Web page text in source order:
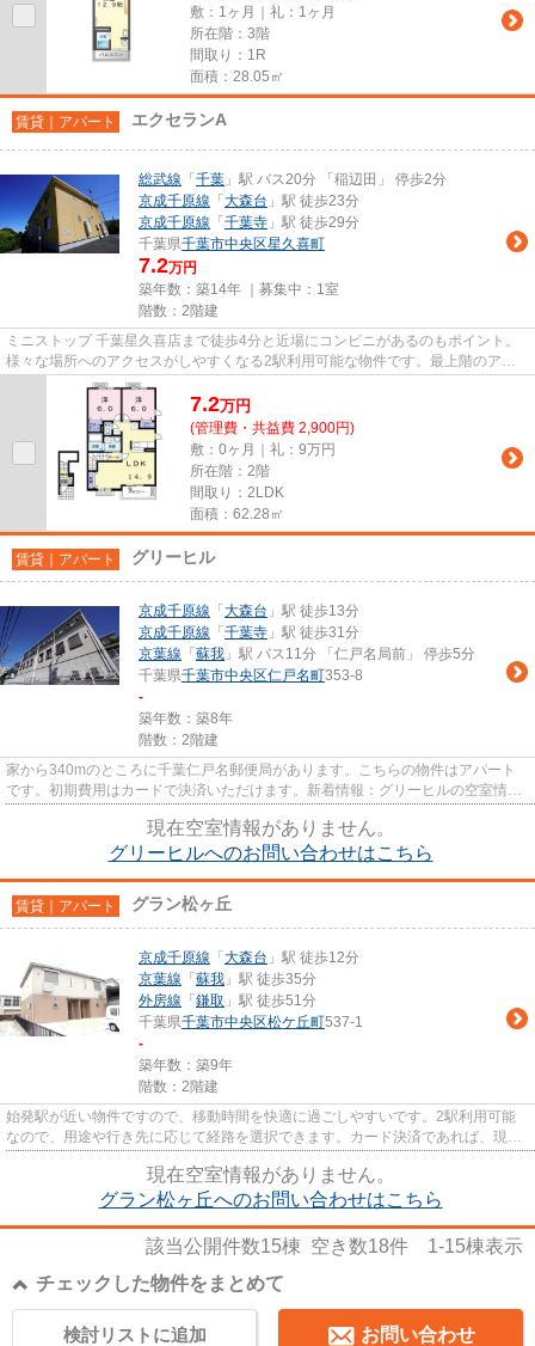
敷：1ヶ月｜礼：1ヶ月
所在階：3階
間取り：1R
面積：28.05㎡
賃貸｜アパート エクセランA
総武線 「 千葉 」駅 バス20分 「稲辺田」 停歩2分
京成千原線 「 大森台 」駅 徒歩23分
京成千原線 「 千葉寺 」駅 徒歩29分
千葉県千葉市中央区星久喜町
7.2万円
築年数：築14年 ｜募集中： 1室
階数：2階建
ミニストップ 千葉星久喜店まで徒歩4分と近場にコンビニがあるのもポイント。
様々な場所へのアクセスがしやすくなる2駅利用可能な物件です。最上階のアパ
ートです。「エクセランA」の...
7.2万円
(管理費・共益費 2,900円)
敷：0ヶ月｜礼：9万円
所在階：2階
間取り：2LDK
面積：62.28㎡
賃貸｜アパート グリーヒル
京成千原線 「 大森台 」駅 徒歩13分
京成千原線 「 千葉寺 」駅 徒歩31分
京葉線 「 蘇我 」駅 バス11分 「仁戸名局前」 停歩5分
千葉県千葉市中央区仁戸名町353-8
-
築年数：築8年
階数：2階建
家から340mのところに千葉仁戸名郵便局があります。こちらの物件はアパート
です。初期費用はカードで決済いただけます。新着情報：グリーヒルの空室情報
現在空室情報がありません。
グリーヒルへのお問い合わせはこちら
賃貸｜アパート グラン松ヶ丘
京成千原線 「 大森台 」駅 徒歩12分
京葉線 「 蘇我 」駅 徒歩35分
外房線 「 鎌取 」駅 徒歩51分
千葉県千葉市中央区松ケ丘町537-1
-
築年数：築9年
階数：2階建
始発駅が近い物件ですので、移動時間を快適に過ごしやすいです。2駅利用可能
なので、用途や行き先に応じて経路を選択できます。カード決済であれば、現金
現在空室情報がありません。
グラン松ヶ丘へのお問い合わせはこちら
該当公開件数15棟 空き数18件 1-15棟表示
チェックした物件をまとめて
お問い合わせ
検討リストに追加